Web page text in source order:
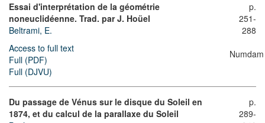
Essai d'interprétation de la géométrie
noneuclidéenne. Trad. par J. Hoüel
Beltrami, E.
Access to full text
Full (PDF)
Full (DJVU)
p.
251-
288
Numdam
Du passage de Vénus sur le disque du Soleil en
1874, et du calcul de la parallaxe du Soleil
p.
289-